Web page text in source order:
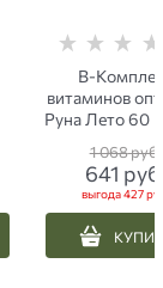
B-
витаминов
Руна Лето 60
1 068 руб.
641
выгода427